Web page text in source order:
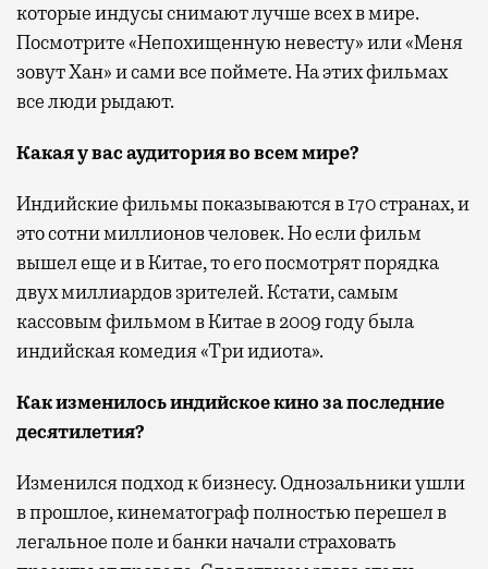
которые индусы снимают лучше всех в мире.
Посмотрите «Непохищенную невесту» или «Меня
зовут Хан» и сами все поймете. На этих фильмах
все люди рыдают.
Какая у вас аудитория во всем мире?
Индийские фильмы показываются в 170 странах, и
это сотни миллионов человек. Но если фильм
вышел еще и в Китае, то его посмотрят порядка
двух миллиардов зрителей. Кстати, самым
кассовым фильмом в Китае в 2009 году была
индийская комедия «Три идиота».
Как изменилось индийское кино за последние
десятилетия?
Изменился подход к бизнесу. Однозальники ушли
в прошлое, кинематограф полностью перешел в
легальное поле и банки начали страховать